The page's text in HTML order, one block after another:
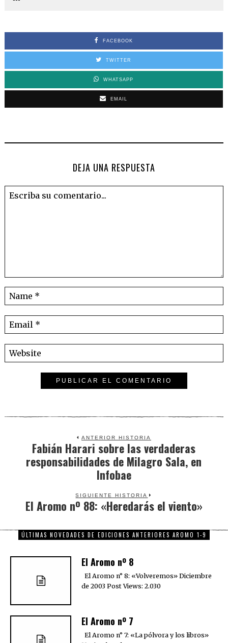
FACEBOOK
TWITTER
WHATSAPP
EMAIL
DEJA UNA RESPUESTA
ANTERIOR HISTORIA
Previous
post:
Fabián Harari sobre las verdaderas
responsabilidades de Milagro Sala, en
Infobae
SIGUIENTE HISTORIA
Next
El Aromo nº 88: «Heredarás el viento»
ÚLTIMAS NOVEDADES DE EDICIONES ANTERIORES AROMO 1-9
El Aromo nº 8
El Aromo n° 8: «Volveremos» Diciembre
de 2003 Post Views: 2.030
El Aromo nº 7
El Aromo n° 7: «La pólvora y los libros»